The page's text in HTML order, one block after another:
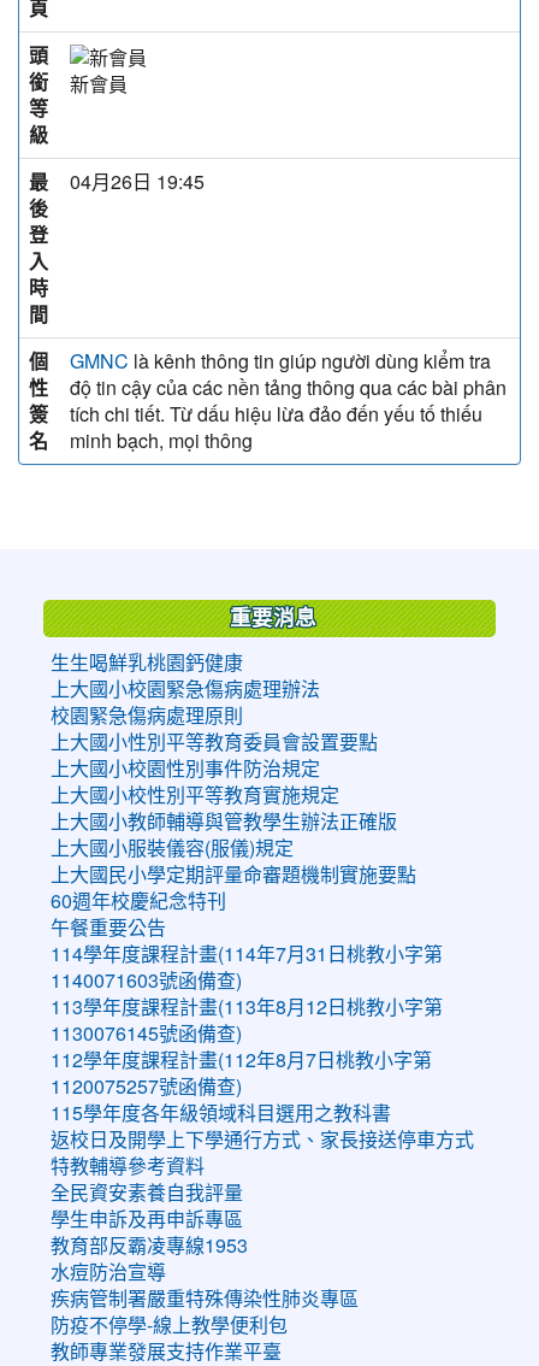
頁
頭
銜
等
級
新會員
最
後
登
入
時
間
04月26日 19:45
個
性
簽
名
GMNC là kênh thông tin giúp người dùng kiểm tra
độ tin cậy của các nền tảng thông qua các bài phân
tích chi tiết. Từ dấu hiệu lừa đảo đến yếu tố thiếu
minh bạch, mọi thông
重要消息
生生喝鮮乳桃園鈣健康
上大國小校園緊急傷病處理辦法
校園緊急傷病處理原則
上大國小性別平等教育委員會設置要點
上大國小校園性別事件防治規定
上大國小校性別平等教育實施規定
上大國小教師輔導與管教學生辦法正確版
上大國小服裝儀容(服儀)規定
上大國民小學定期評量命審題機制實施要點
60週年校慶紀念特刊
午餐重要公告
114學年度課程計畫(114年7月31日桃教小字第
1140071603號函備查)
113學年度課程計畫(113年8月12日桃教小字第
1130076145號函備查)
112學年度課程計畫(112年8月7日桃教小字第
1120075257號函備查)
115學年度各年級領域科目選用之教科書
返校日及開學上下學通行方式、家長接送停車方式
特教輔導參考資料
全民資安素養自我評量
學生申訴及再申訴專區
教育部反霸凌專線1953
水痘防治宣導
疾病管制署嚴重特殊傳染性肺炎專區
防疫不停學-線上教學便利包
教師專業發展支持作業平臺